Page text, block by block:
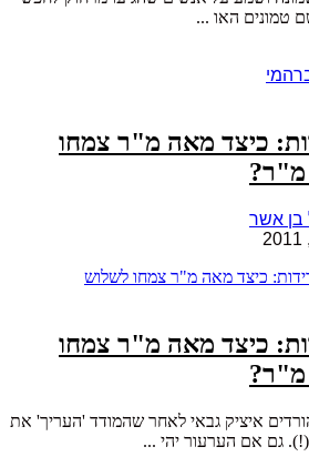
טמונים האו ...
כיצד מאה מ"ר צמחו
מ"ר?
בן אשר
כיצד מאה מ"ר צמחו
מ"ר?
איציק גבאי לאחר שהמודד 'העריך' את
גם אם הערעור יהי ...